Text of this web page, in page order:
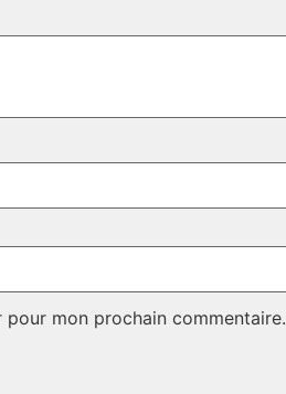
mon prochain commentaire.